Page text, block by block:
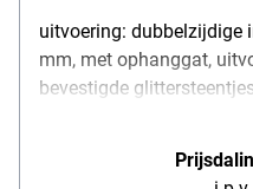
uitvoering: dubbelzijdige
mm, met ophanggat,
bevestigde